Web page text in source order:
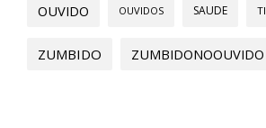
OUVIDO OUVIDOS SAUDE
ZUMBIDO ZUMBIDONOOUVIDO